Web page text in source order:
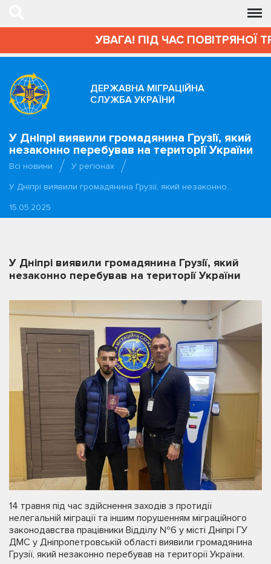
УВАГА! ПІД ЧАС ПОВІТРЯНОЇ
ДЕРЖАВНА МІГРАЦІЙНА
СЛУЖБА УКРАЇНИ
У Дніпрі виявили громадянина Грузії, який
незаконно перебував на території України
Всі новини
У регіонах
У Дніпрі виявили громадянина Грузії, який незаконно…
15.05.2025
У Дніпрі виявили громадянина Грузії, який
незаконно перебував на території України
14 травня під час здійснення заходів з протидії
нелегальній міграції та іншим порушенням міграційного
законодавства працівники Відділу №6 у місті Дніпрі ГУ
ДМС у Дніпропетровській області виявили громадянина
Грузії, який незаконно перебував на території України.